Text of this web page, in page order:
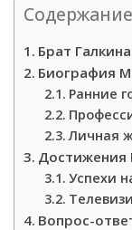
Брат
Биография
Ранние
Личная
Достижения
Успехи
Вопрос-